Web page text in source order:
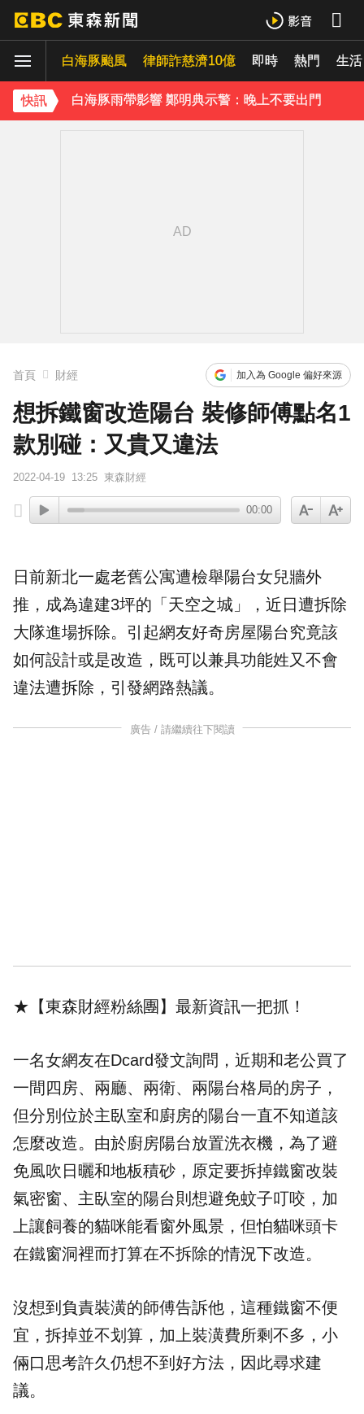
白海豚颱風 律師詐慈濟10億 即時 熱門 生活
快訊
下載東森App，隨時掌握天下大小事！
白海豚雨帶影響 鄭明典示警：晚上不要出門
首頁 財經 加入為 Google 偏好來源
想拆鐵窗改造陽台 裝修師傅點名1
款別碰：又貴又違法
2022-04-19 13:25 東森財經
00:00
日前新北一處老舊公寓遭檢舉陽台女兒牆外
推，成為違建3坪的「天空之城」，近日遭拆除
大隊進場拆除。引起網友好奇房屋陽台究竟該
如何設計或是改造 ，既可以兼具功能姓又不會
違法遭拆除，引發網路熱議。
廣告 / 請繼續往下閱讀
★【東森財經粉絲團】 最新資訊一把抓！
一名女網友在Dcard發文詢問，近期和老公買了
一間四房、兩廳、兩衛、兩陽台格局的房子，
但分別位於主臥室和廚房的陽台一直不知道該
怎麼改造。由於廚房陽台放置洗衣機，為了避
免風吹日曬和地板積砂，原定要拆掉鐵窗改裝
氣密窗、主臥室的陽台則想避免蚊子叮咬，加
上讓飼養的貓咪能看窗外風景，但怕貓咪頭卡
在鐵窗洞裡而打算在不拆除的情況下改造。
沒想到負責裝潢的師傅告訴他，這種鐵窗不便
宜，拆掉並不划算，加上裝潢費所剩不多，小
倆口思考許久仍想不到好方法，因此尋求建
議。